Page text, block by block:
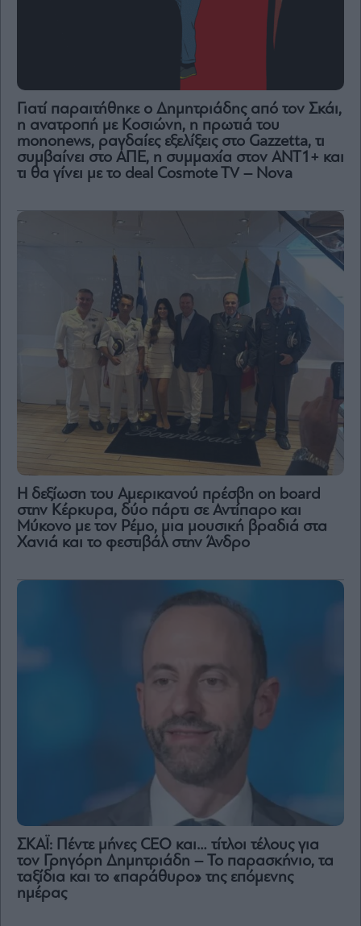
Γιατί παραιτήθηκε ο Δημητριάδης από τον Σκάι,
η ανατροπή με Κοσιώνη, η πρωτιά του
mononews, ραγδαίες εξελίξεις στο Gazzetta, τι
συμβαίνει στο ΑΠΕ, η συμμαχία στον ΑΝΤ1+ και
τι θα γίνει με το deal Cosmote TV – Nova
H δεξίωση του Αμερικανού πρέσβη on board
στην Κέρκυρα, δύο πάρτι σε Αντίπαρο και
Μύκονο με τον Ρέμο, μια μουσική βραδιά στα
Χανιά και το φεστιβάλ στην Άνδρο
ΣΚΑΪ: Πέντε μήνες CEO και… τίτλοι τέλους για
τον Γρηγόρη Δημητριάδη – Το παρασκήνιο, τα
ταξίδια και το «παράθυρο» της επόμενης
ημέρας